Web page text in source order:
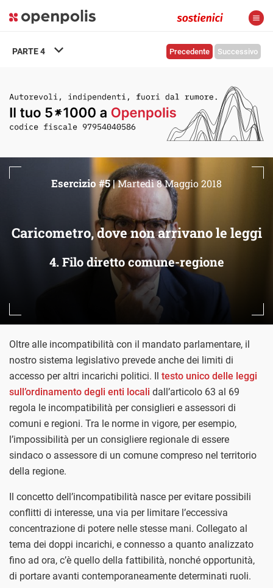
Precedente Successivo
PARTE4
Caricometro, dove non arrivano le leggi
4. Filo diretto comune-regione
Esercizio #5 |Martedì 8 Maggio 2018
Oltre alle incompatibilità con il mandato parlamentare, il
nostro sistema legislativo prevede anche dei limiti di
accesso per altri incarichi politici. Il testo unico delle leggi
sull’ordinamento degli enti locali dall’articolo 63 al 69
regola le incompatibilità per consiglieri e assessori di
comuni e regioni. Tra le norme in vigore, per esempio,
l’impossibilità per un consigliere regionale di essere
sindaco o assessore di un comune compreso nel territorio
della regione.
Il concetto dell’incompatibilità nasce per evitare possibili
conflitti di interesse, una via per limitare l’eccessiva
concentrazione di potere nelle stesse mani. Collegato al
tema dei doppi incarichi, e connesso a quanto analizzato
fino ad ora, c’è quello della fattibilità, nonché opportunità,
di portare avanti contemporaneamente determinati ruoli.